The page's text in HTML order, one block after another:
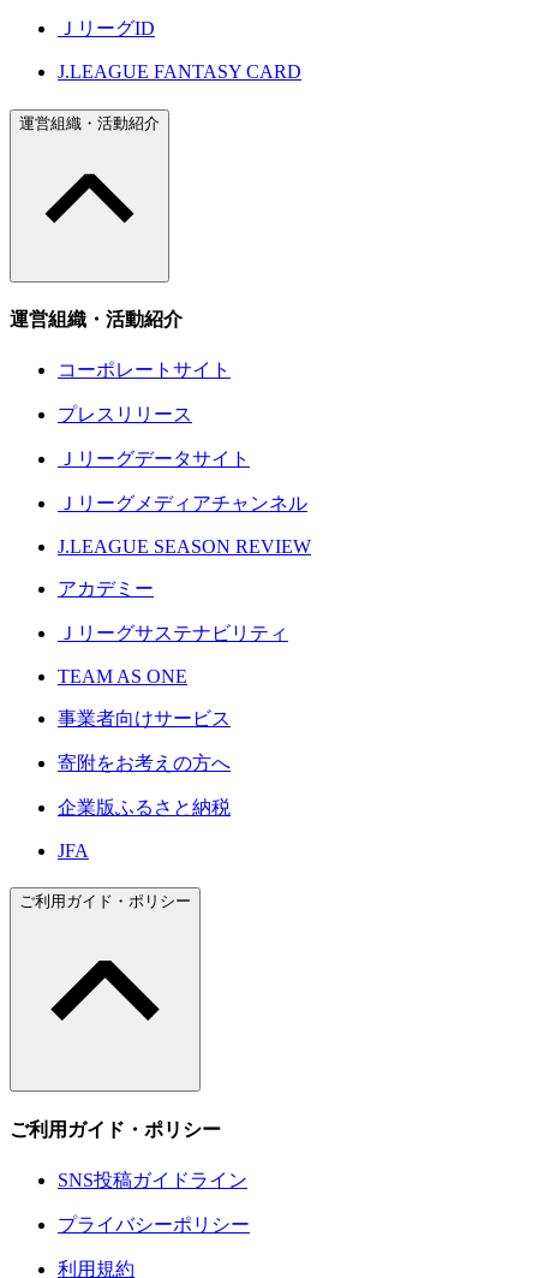
ＪリーグID
J.LEAGUE FANTASY CARD
運営組織・活動紹介
運営組織・活動紹介
コーポレートサイト
プレスリリース
Ｊリーグデータサイト
Ｊリーグメディアチャンネル
J.LEAGUE SEASON REVIEW
アカデミー
Ｊリーグサステナビリティ
TEAM AS ONE
事業者向けサービス
寄附をお考えの方へ
企業版ふるさと納税
JFA
ご利用ガイド・ポリシー
ご利用ガイド・ポリシー
SNS投稿ガイドライン
プライバシーポリシー
利用規約